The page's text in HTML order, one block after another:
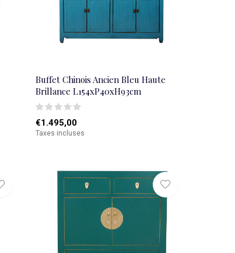
Buffet Chinois Ancien Bleu Haute
Brillance L154xP40xH93cm
€1.495,00
Taxes incluses